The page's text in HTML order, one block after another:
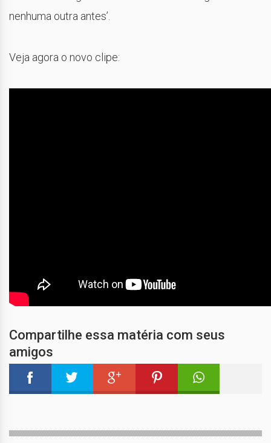
nenhuma outra antes’.
Veja agora o novo clipe:
Compartilhe essa matéria com seus
amigos